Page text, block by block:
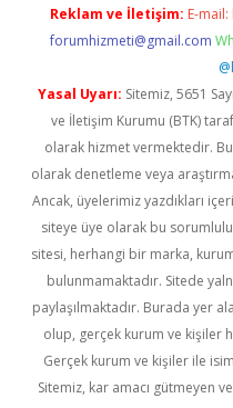
Reklam ve İletişim: E-mail:
forumhizmeti@gmail.com
Yasal Uyarı: Sitemiz, 5651
ve İletişim Kurumu (BTK)
olarak hizmet vermektedir.
olarak denetleme veya
Ancak, üyelerimiz yazdıkları
siteye üye olarak bu
sitesi, herhangi bir marka,
bulunmamaktadır. Sitede
paylaşılmaktadır. Burada yer
olup, gerçek kurum ve kişiler
Gerçek kurum ve kişiler ile
Sitemiz, kar amacı gütmeyen